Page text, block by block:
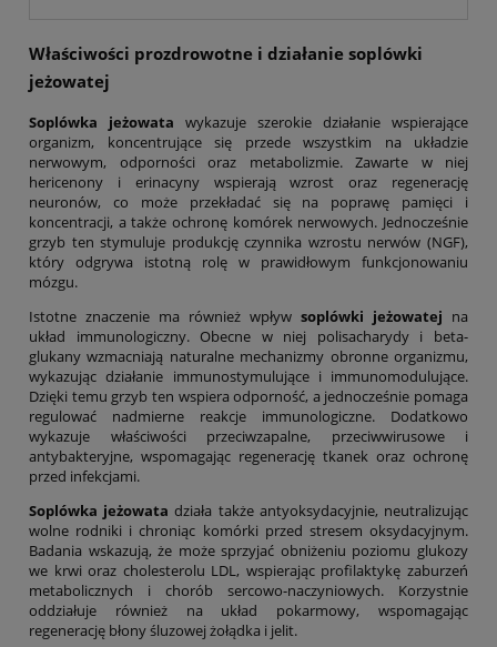
Właściwości prozdrowotne i działanie soplówki
jeżowatej
Soplówka jeżowata wykazuje szerokie działanie wspierające
organizm, koncentrujące się przede wszystkim na układzie
nerwowym, odporności oraz metabolizmie. Zawarte w niej
hericenony i erinacyny wspierają wzrost oraz regenerację
neuronów, co może przekładać się na poprawę pamięci i
koncentracji, a także ochronę komórek nerwowych. Jednocześnie
grzyb ten stymuluje produkcję czynnika wzrostu nerwów (NGF),
który odgrywa istotną rolę w prawidłowym funkcjonowaniu
mózgu.
Istotne znaczenie ma również wpływ soplówki jeżowatej na
układ immunologiczny. Obecne w niej polisacharydy i beta-
glukany wzmacniają naturalne mechanizmy obronne organizmu,
wykazując działanie immunostymulujące i immunomodulujące.
Dzięki temu grzyb ten wspiera odporność, a jednocześnie pomaga
regulować nadmierne reakcje immunologiczne. Dodatkowo
wykazuje właściwości przeciwzapalne, przeciwwirusowe i
antybakteryjne, wspomagając regenerację tkanek oraz ochronę
przed infekcjami.
Soplówka jeżowata działa także antyoksydacyjnie, neutralizując
wolne rodniki i chroniąc komórki przed stresem oksydacyjnym.
Badania wskazują, że może sprzyjać obniżeniu poziomu glukozy
we krwi oraz cholesterolu LDL, wspierając profilaktykę zaburzeń
metabolicznych i chorób sercowo-naczyniowych. Korzystnie
oddziałuje również na układ pokarmowy, wspomagając
regenerację błony śluzowej żołądka i jelit.